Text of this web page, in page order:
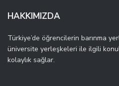
HAKKIMIZDA
Türkiye’de öğrencilerin barınma
üniversite yerleşkeleri ile ilgili
kolaylık sağlar.